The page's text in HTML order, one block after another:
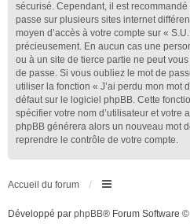
sécurisé. Cependant, il est
passe sur plusieurs sites internet
moyen d’accès à votre compte sur «
précieusement. En aucun cas une
ou à un site de tierce partie ne peut
de passe. Si vous oubliez le mot de
utiliser la fonction « J’ai perdu mon mot
défaut sur le logiciel phpBB. Cette
spécifier votre nom d’utilisateur et votre
phpBB générera alors un nouveau mot
reprendre le contrôle de votre compte.
Accueil du forum
Développé par phpBB® Forum Software